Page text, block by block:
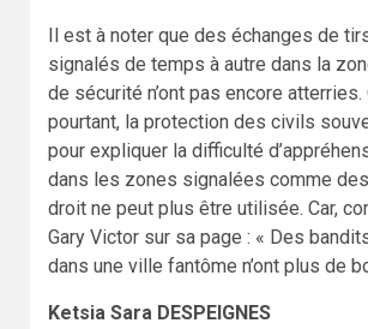
Il est à noter que des échanges de
signalés de temps à autre dans la
de sécurité n’ont pas encore
pourtant, la protection des civils
pour expliquer la difficulté
dans les zones signalées comme
droit ne peut plus être utilisée. Car,
Gary Victor sur sa page : « Des
dans une ville fantôme n’ont plus de
Ketsia Sara DESPEIGNES